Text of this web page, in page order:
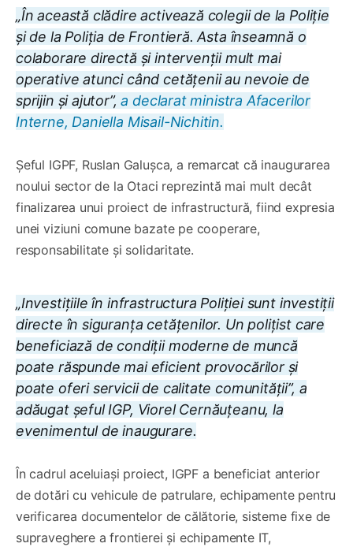
„În această clădire activează colegii de la Poliție
și de la Poliția de Frontieră. Asta înseamnă o
colaborare directă și intervenții mult mai
operative atunci când cetățenii au nevoie de
sprijin și ajutor”, a declarat ministra Afacerilor
Interne, Daniella Misail-Nichitin.
Șeful IGPF, Ruslan Galușca, a remarcat că inaugurarea
noului sector de la Otaci reprezintă mai mult decât
finalizarea unui proiect de infrastructură, fiind expresia
unei viziuni comune bazate pe cooperare,
responsabilitate și solidaritate.
„Investițiile în infrastructura Poliției sunt investiții
directe în siguranța cetățenilor. Un polițist care
beneficiază de condiții moderne de muncă
poate răspunde mai eficient provocărilor și
poate oferi servicii de calitate comunității”, a
adăugat șeful IGP, Viorel Cernăuțeanu, la
evenimentul de inaugurare.
În cadrul aceluiași proiect, IGPF a beneficiat anterior
de dotări cu vehicule de patrulare, echipamente pentru
verificarea documentelor de călătorie, sisteme fixe de
supraveghere a frontierei și echipamente IT,